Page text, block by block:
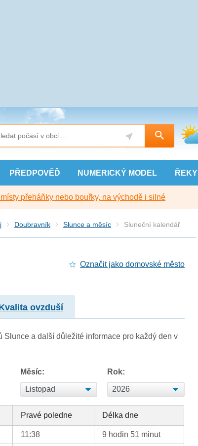
PŘEDPOVĚĎ NUMERICKÝ MODEL ŘEKY
přeháňky nebo bouřky, na východě i silné
Doubravník Slunce a měsíc Sluneční kalendář
Označit jako domovské město
ovzduší
a další důležité informace pro každý den v
Měsíc: Rok:
Pravé poledne Délka dne
11:38 9 hodin 51 minut